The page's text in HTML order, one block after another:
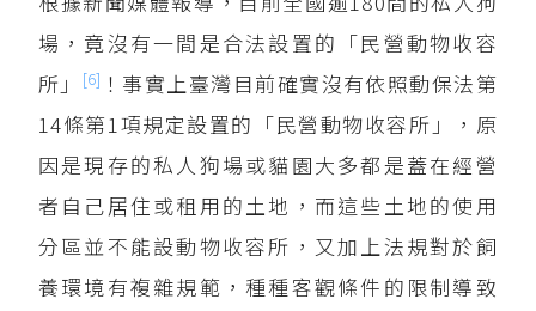
場，竟沒有一間是合法設置的「民營動物收容
所」
[6] ！事實上臺灣目前確實沒有依照動保法第
14條第1項規定設置的「民營動物收容所」，原
因是現存的私人狗場或貓園大多都是蓋在經營
者自己居住或租用的土地，而這些土地的使用
分區並不能設動物收容所，又加上法規對於飼
養環境有複雜規範，種種客觀條件的限制導致